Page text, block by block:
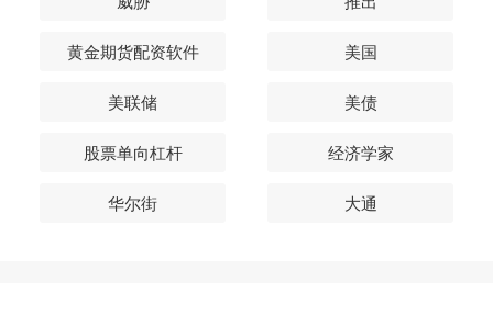
黄金期货配资软件 美国
美联储 美债
股票单向杠杆 经济学家
华尔街 大通